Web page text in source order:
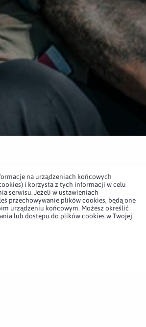
na urządzeniach końcowych
i korzysta z tych informacji w celu
serwisu. Jeżeli w ustawieniach
przechowywanie plików cookies, będą one
urządzeniu końcowym. Możesz określić
lub dostępu do plików cookies w Twojej